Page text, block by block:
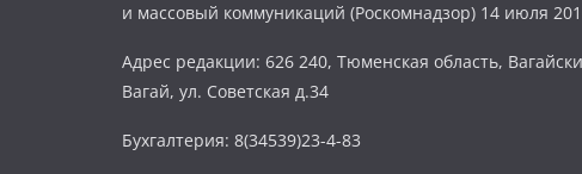
и массовый коммуникаций (Роскомнадзор) 14 июля
Адрес редакции: 626 240, Тюменская область,
Вагай, ул. Советская д.34
Бухгалтерия: 8(34539)23-4-83